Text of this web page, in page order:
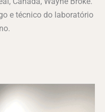
e técnico do laboratório